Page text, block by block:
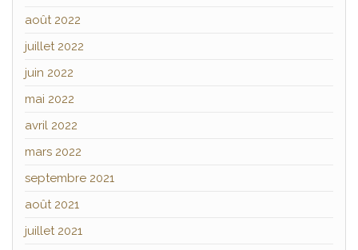
août 2022
juillet 2022
juin 2022
mai 2022
avril 2022
mars 2022
septembre 2021
août 2021
juillet 2021